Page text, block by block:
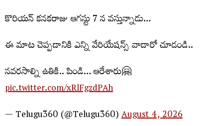
కొరియన్ కనకరాజు ఆగస్టు 7 న వస్తున్నాడు…
ఈ మాట చెప్పడానికి ఎన్ని వేరియేషన్స్ వాడారో చూడండి..
నవరసాల్ని ఉతికి.. పిండి… ఆరేశారు🤗
pic.twitter.com/xRlFgzdPAh
— Telugu360 (@Telugu360)August 4, 2026